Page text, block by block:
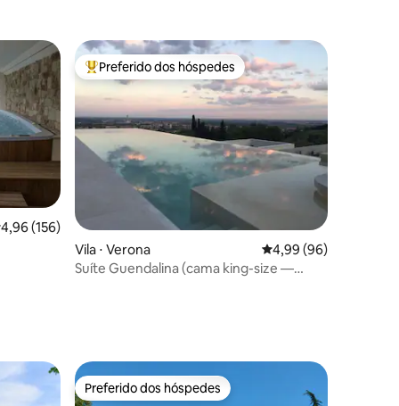
de uma avaliação média de 5, 156 avaliações
4,96 (156)
Entre os melhores preferidos dos hóspedes
Preferido dos hóspedes
Vila ⋅ Verona 4,99 de uma
4,99 (96)
Suíte Guendalina (cama king-size —
Preferido dos hóspedes
Preferido dos hóspedes